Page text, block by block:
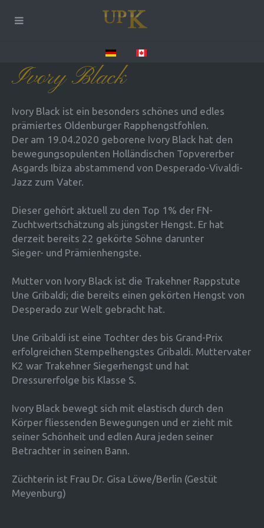
Ivory Black
Ivory Black ist ein besonders schönes und edles
prämiertes Oldenburger Rapphengstfohlen.
Der am 19.04.2020 geborene Ivory Black hat den
bewegungsopulenten Holländischen Topvererber
Asgards Ibiza abstammend von Desperado-Vivaldi-
Jazz zum Vater.
Dieser gehört aktuell zu den Top 1% der FN-
Zuchtwertschätzung als jüngster Hengst. Er hat
derzeit bereits 22 gekörte Söhne darunter
Sieger- und Prämienhengste.
Mutter von Ivory Black ist die Trakehner Rappstute
Une Gribaldi; die bereits einen gekörten Hengst von
Desperado zur Welt gebracht hat.
Une Gribaldi ist eine Tochter des bis Grand-Prix
erfolgreichen Stempelhengstes Gribaldi. Muttervater
K2 war Trakehner Siegerhengst und hat
Dressurerfolge bis Klasse S.
Ivory Black bewegt sich mit elastisch durch den
Körper fliessenden Bewegungen und er zieht mit
seiner Schönheit und edlen Aura jeden seiner
Betrachter in seinen Bann.
Züchterin ist Frau Dr. Gisa Löwe/Berlin (Gestüt
Meyenburg)